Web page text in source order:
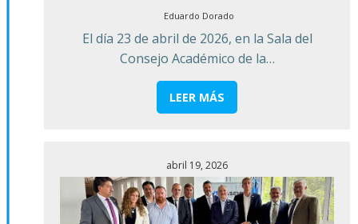
Eduardo Dorado
El día 23 de abril de 2026, en la Sala del
Consejo Académico de la…
LEER MÁS
abril 19, 2026